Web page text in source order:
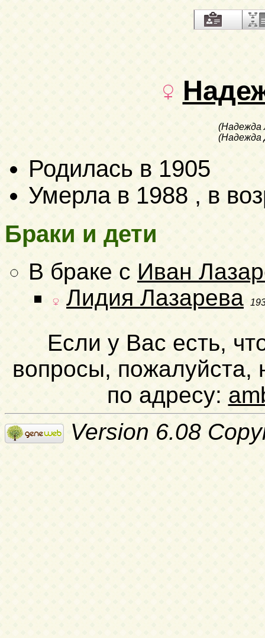
(Надежда
(Надежда
Родилась в 1905
Умерла в 1988 , в
Браки и дети
В браке с Иван
Лидия Лазарева
Если у Вас есть,
вопросы, пожалуйста,
по адресу:
Version 6.08